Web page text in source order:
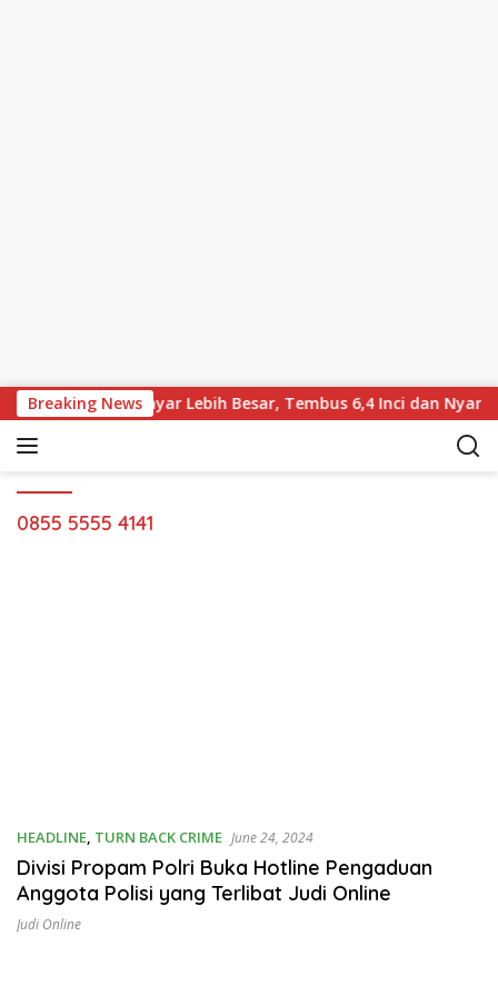
Breaking News
Bawa Layar Lebih Besar, Tembus 6,4 Inci dan Nyaris
0855 5555 4141
HEADLINE, TURN BACK CRIME June 24, 2024
Divisi Propam Polri Buka Hotline Pengaduan
Anggota Polisi yang Terlibat Judi Online
Judi Online